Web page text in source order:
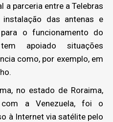
a parceria entre a Telebras
das antenas e
o funcionamento do
apoiado situações
como, por exemplo, em
no estado de Roraima,
a Venezuela, foi o
à Internet via satélite pelo